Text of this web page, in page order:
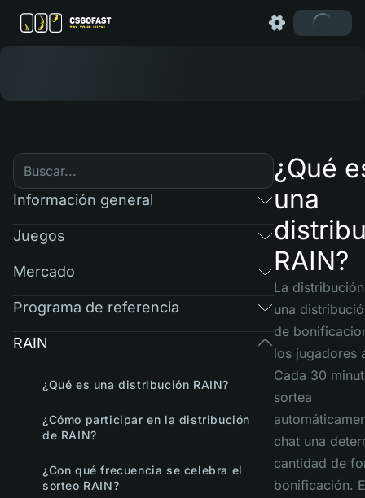
Información general
Juegos
Mercado
Programa de referencia
RAIN
¿Qué es una distribución RAIN?
¿Cómo participar en la distribución
de RAIN?
¿Con qué frecuencia se celebra el
sorteo RAIN?
¿Qué
una
RAIN?
La
una
de
los jugadores
Cada 30
sortea
chat una
cantidad de
bonificación.